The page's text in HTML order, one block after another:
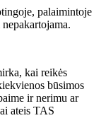
palaimintoje
kai reikės
būsimos
ir nerimu ar
ateis TAS